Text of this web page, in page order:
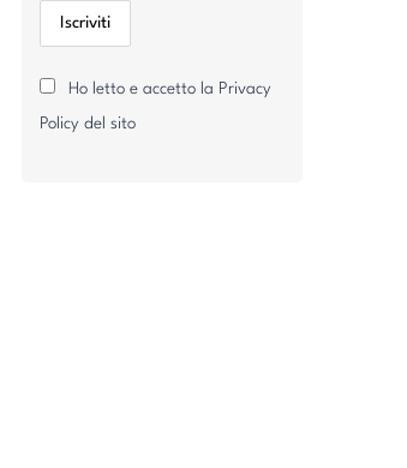
Ho letto e accetto la Privacy
Policy del sito